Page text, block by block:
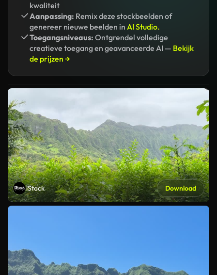
kwaliteit
Aanpassing: Remix deze stockbeelden of
genereer nieuwe beelden in AI Studio.
Toegangsniveaus: Ontgrendel volledige
creatieve toegang en geavanceerde AI — Bekijk
de prijzen →
iStock Download